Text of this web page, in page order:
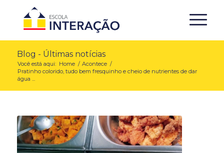
Blog - Últimas notícias
Você está aqui: Home / Acontece /
Pratinho colorido, tudo bem fresquinho e cheio de nutrientes de dar
água ...